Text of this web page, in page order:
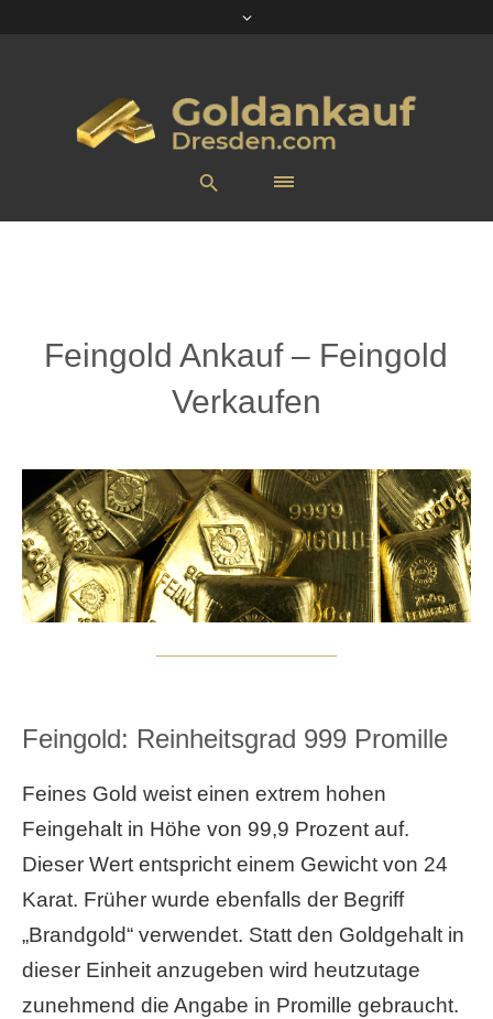
Feingold Ankauf – Feingold
Verkaufen
Feingold: Reinheitsgrad 999 Promille
Feines Gold weist einen extrem hohen
Feingehalt in Höhe von 99,9 Prozent auf.
Dieser Wert entspricht einem Gewicht von 24
Karat. Früher wurde ebenfalls der Begriff
„Brandgold“ verwendet. Statt den Goldgehalt in
dieser Einheit anzugeben wird heutzutage
zunehmend die Angabe in Promille gebraucht.